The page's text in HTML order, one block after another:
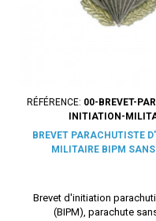
RÉFÉRENCE: 00-BREVET-
INITIATION-
BREVET PARACHUTISTE
MILITAIRE BIPM SANS
Brevet d'initiation
(BIPM), parachute